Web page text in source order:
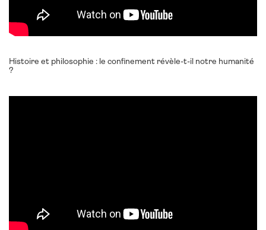
Histoire et philosophie : le confinement révèle-t-il notre humanité
?